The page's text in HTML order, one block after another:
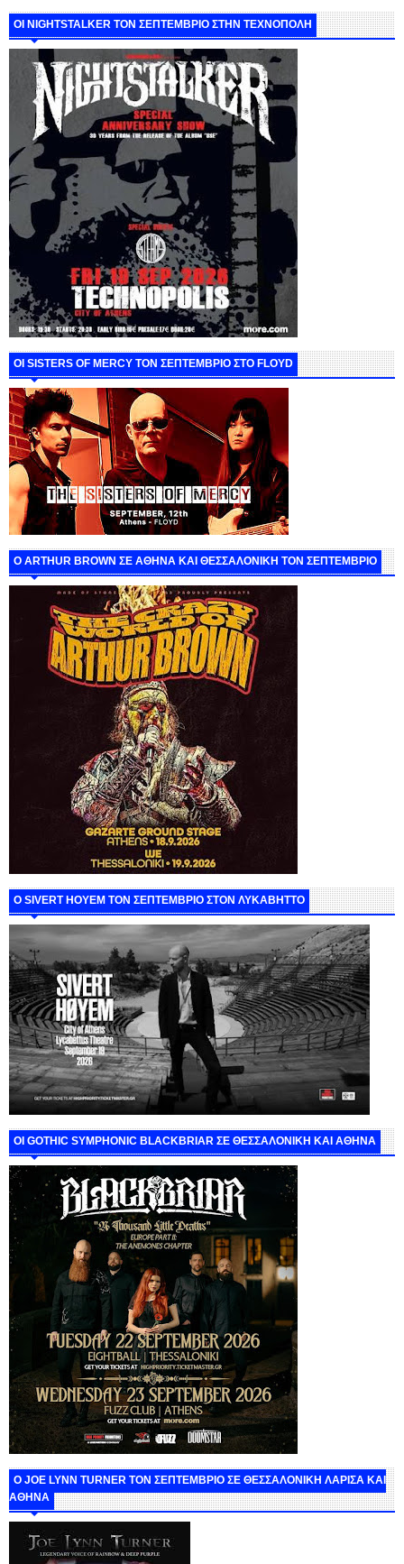
ΟΙ NIGHTSTALKER ΤΟΝ ΣΕΠΤΕΜΒΡΙΟ ΣΤΗΝ ΤΕΧΝΟΠΟΛΗ
ΟΙ SISTERS OF MERCY ΤΟΝ ΣΕΠΤΕΜΒΡΙΟ ΣΤΟ FLOYD
O ARTHUR BROWN ΣΕ ΑΘΗΝΑ ΚΑΙ ΘΕΣΣΑΛΟΝΙΚΗ ΤΟΝ ΣΕΠΤΕΜΒΡΙΟ
Ο SIVERT HOYEM ΤΟΝ ΣΕΠΤΕΜΒΡΙΟ ΣΤΟΝ ΛΥΚΑΒΗΤΤΟ
ΟΙ GOTHIC SYMPHONIC BLACKBRIAR ΣΕ ΘΕΣΣΑΛΟΝΙΚΗ ΚΑΙ ΑΘΗΝΑ
O JOE LYNN TURNER ΤΟΝ ΣΕΠΤΕΜΒΡΙΟ ΣΕ ΘΕΣΣΑΛΟΝΙΚΗ ΛΑΡΙΣΑ ΚΑΙ
ΑΘΗΝΑ